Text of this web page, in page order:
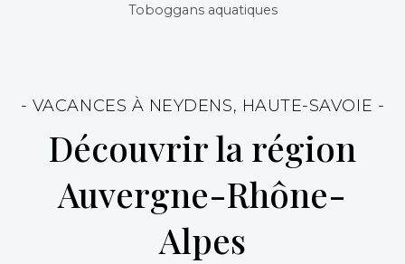
Toboggans aquatiques
- VACANCES À NEYDENS, HAUTE-SAVOIE -
Découvrir la région
Auvergne-Rhône-
Alpes